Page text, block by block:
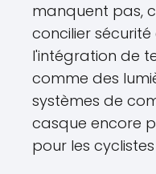
manquent pas,
concilier sécurité
l'intégration de
comme des
systèmes de
casque encore
pour les